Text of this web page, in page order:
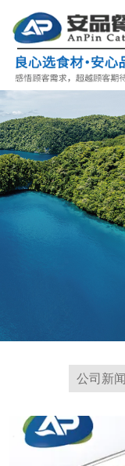
服务热线
138-6986-6866
公司新闻